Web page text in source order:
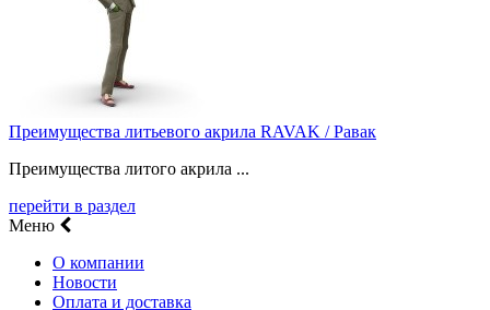
Преимущества литьевого акрила RAVAK / Равак
Преимущества литого акрила ...
перейти в раздел
Меню
О компании
Новости
Оплата и доставка